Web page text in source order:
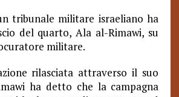
tribunale militare israeliano ha
del quarto, Ala al-Rimawi, su
militare.
rilasciata attraverso il suo
ha detto che la campagna